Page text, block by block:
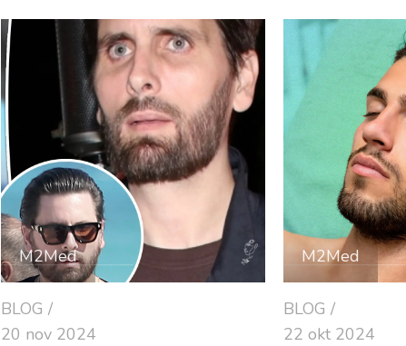
M2Med
BLOG
20 nov 2024
M2Med
BLOG
22 okt 2024